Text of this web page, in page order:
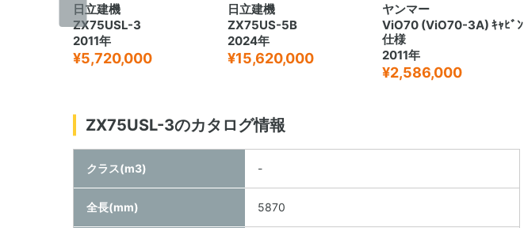
日立建機
ZX75USL-3
2011年
¥5,720,000
日立建機
ZX75US-5B
2024年
¥15,620,000
ヤンマー
ViO70 (ViO70-3A) ｷｬﾋﾞﾝ
仕様
2011年
¥2,586,000
ZX75USL-3のカタログ情報
クラス(m3) -
全長(mm) 5870